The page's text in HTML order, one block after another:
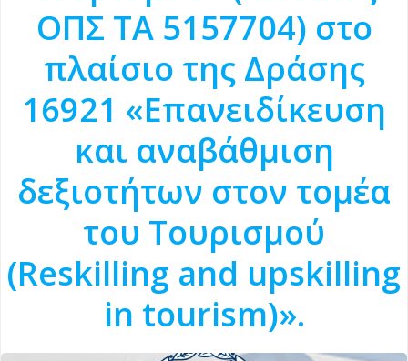
ΟΠΣ ΤΑ 5157704) στο
πλαίσιο της Δράσης
16921 «Επανειδίκευση
και αναβάθμιση
δεξιοτήτων στον τομέα
του Τουρισμού
(Reskilling and upskilling
in tourism)».